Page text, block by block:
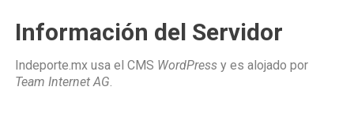
Información del Servidor
Indeporte.mx usa el CMS WordPress y es alojado por
Team Internet AG.